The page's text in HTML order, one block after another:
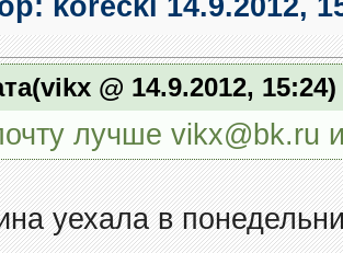
korecki 14.9.2012,
@ 14.9.2012, 15:24)
лучше vikx@bk.ru
уехала в